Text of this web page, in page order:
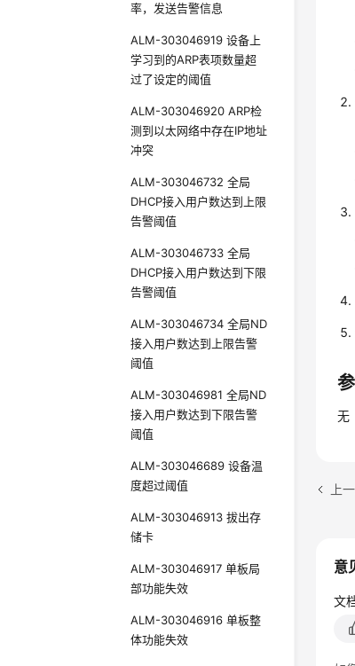
率，发送告警信息
ALM-303046919 设备上
学习到的ARP表项数量超
过了设定的阈值
ALM-303046920 ARP检
测到以太网络中存在IP地址
冲突
ALM-303046732 全局
DHCP接入用户数达到上限
告警阈值
ALM-303046733 全局
DHCP接入用户数达到下限
告警阈值
ALM-303046734 全局ND
接入用户数达到上限告警
阈值
ALM-303046981 全局ND
接入用户数达到下限告警
阈值
ALM-303046689 设备温
度超过阈值
ALM-303046913 拔出存
储卡
ALM-303046917 单板局
部功能失效
ALM-303046916 单板整
体功能失效
无
上
意
文